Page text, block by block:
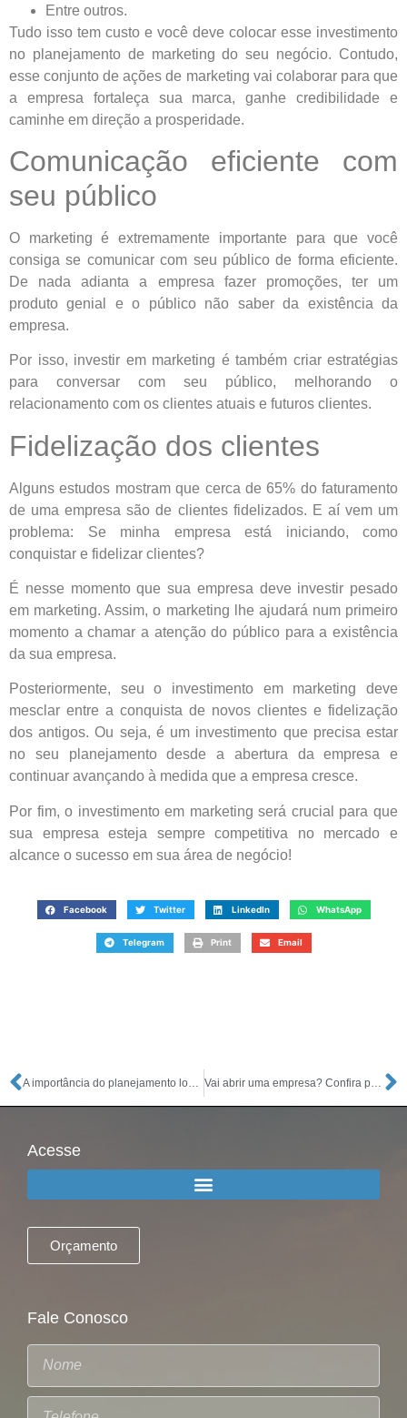
Entre outros.
Tudo isso tem custo e você deve colocar esse investimento
no planejamento de marketing do seu negócio. Contudo,
esse conjunto de ações de marketing vai colaborar para que
a empresa fortaleça sua marca, ganhe credibilidade e
caminhe em direção a prosperidade.
Comunicação eficiente com
seu público
O marketing é extremamente importante para que você
consiga se comunicar com seu público de forma eficiente.
De nada adianta a empresa fazer promoções, ter um
produto genial e o público não saber da existência da
empresa.
Por isso, investir em marketing é também criar estratégias
para conversar com seu público, melhorando o
relacionamento com os clientes atuais e futuros clientes.
Fidelização dos clientes
Alguns estudos mostram que cerca de 65% do faturamento
de uma empresa são de clientes fidelizados. E aí vem um
problema: Se minha empresa está iniciando, como
conquistar e fidelizar clientes?
É nesse momento que sua empresa deve investir pesado
em marketing. Assim, o marketing lhe ajudará num primeiro
momento a chamar a atenção do público para a existência
da sua empresa.
Posteriormente, seu o investimento em marketing deve
mesclar entre a conquista de novos clientes e fidelização
dos antigos. Ou seja, é um investimento que precisa estar
no seu planejamento desde a abertura da empresa e
continuar avançando à medida que a empresa cresce.
Por fim, o investimento em marketing será crucial para que
sua empresa esteja sempre competitiva no mercado e
alcance o sucesso em sua área de negócio!
Facebook Twitter LinkedIn WhatsApp
Telegram Print Email
Vai abrir uma empresa? Confira por que você precisa de um plano de negócios!
Acesse
Orçamento
Fale Conosco